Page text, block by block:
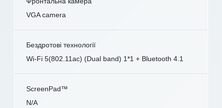
VGA camera
Бездротові технології
Wi-Fi 5(802.11ac) (Dual band) 1*1 + Bluetooth 4.1
ScreenPad™
N/A